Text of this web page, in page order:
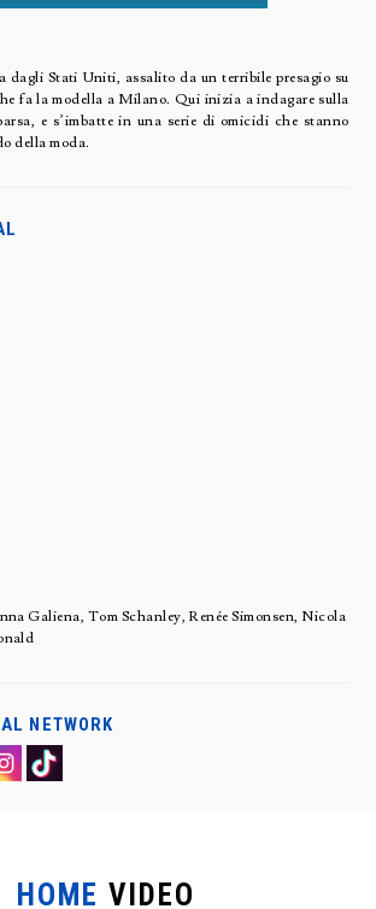
dagli Stati Uniti, assalito da un terribile presagio su
fa la modella a Milano. Qui inizia a indagare sulla
e s’imbatte in una serie di omicidi che stanno
della moda.
Galiena, Tom Schanley, Renée Simonsen, Nicola
NETWORK
HOME VIDEO